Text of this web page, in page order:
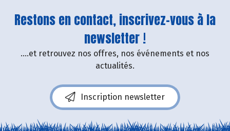
Restons en contact, inscrivez-vous à la
newsletter !
....et retrouvez nos offres, nos événements et nos
actualités.
Inscription newsletter